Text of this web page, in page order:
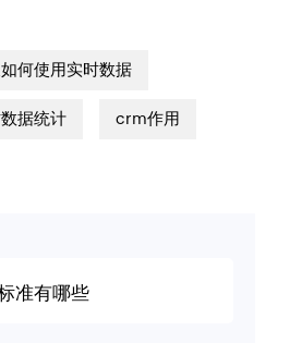
何使用实时数据
据统计 crm作用
准有哪些